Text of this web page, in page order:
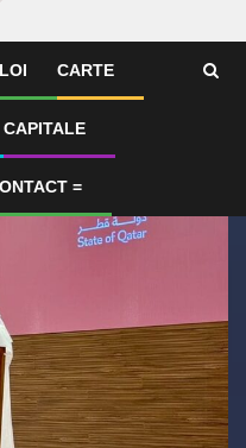
CARTE
CAPITALE
=
affirme que toute la